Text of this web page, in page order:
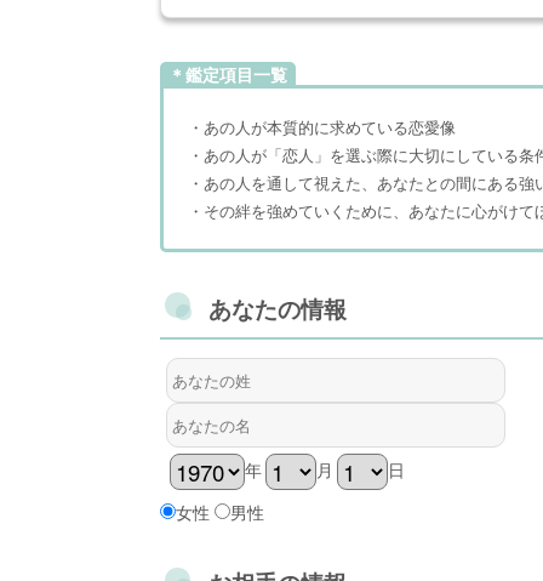
＊鑑定項目一覧
・あの人が本質的に求めている恋愛像
・あの人が「恋人」を選ぶ際に大切にしている条
・あの人を通して視えた、あなたとの間にある強
・その絆を強めていくために、あなたに心がけて
あなたの情報
年 月
日
女性
男性